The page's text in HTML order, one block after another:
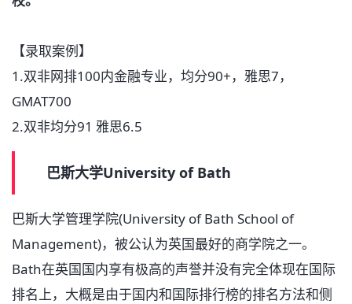
【录取案例】
1.双非网排100内金融专业，均分90+，雅思7，
GMAT700
2.双非均分91 雅思6.5
巴斯大学University of Bath
巴斯大学管理学院(University of Bath School of
Management)，被公认为英国最好的商学院之一。
Bath在英国国内享有极高的声誉并没有完全体现在国际
排名上，大概是由于国内和国际排行榜的排名方法和侧